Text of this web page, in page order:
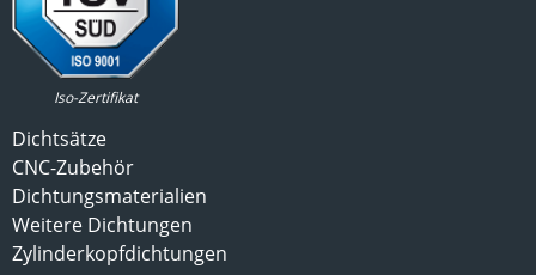
Iso-Zertifikat
Dichtsätze
CNC-Zubehör
Dichtungsmaterialien
Weitere Dichtungen
Zylinderkopfdichtungen